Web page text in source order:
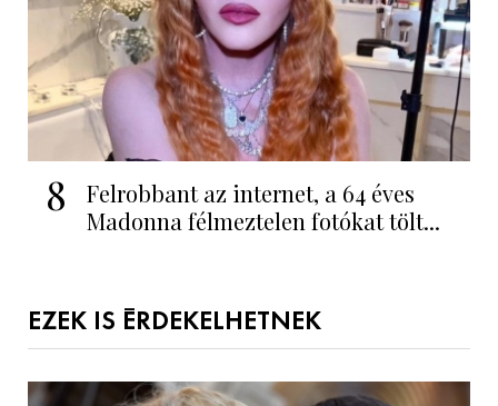
8
Felrobbant az internet, a 64 éves
Madonna félmeztelen fotókat tölt...
EZEK IS ÉRDEKELHETNEK